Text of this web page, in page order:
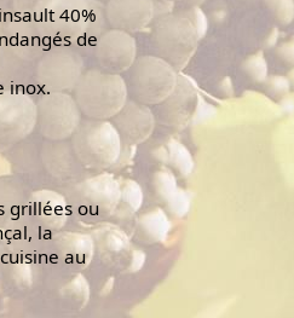
40%
de
inox.
grillées ou
la
au